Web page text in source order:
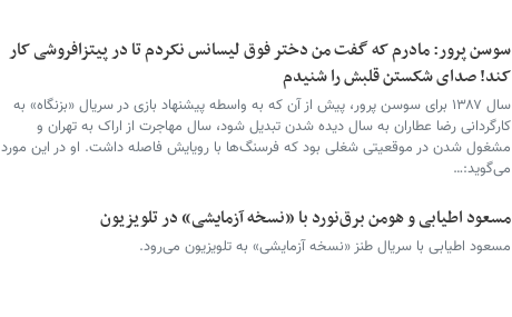
سوسن پرور: مادرم که گفت من دختر فوق‌ لیسانس نکردم تا در پیتزافروشی کار
کند! صدای شکستن قلبش را شنیدم
سال ۱۳۸۷ برای سوسن پرور، پیش از آن که به واسطه پیشنهاد بازی در سریال «بزنگاه» به
کارگردانی رضا عطاران به سال دیده شدن تبدیل شود، سال مهاجرت از اراک به تهران و
مشغول شدن در موقعیتی شغلی بود که فرسنگ‌ها با رویایش فاصله داشت. او در این مورد
می‌گوید:…
مسعود اطیابی و هومن برق‌نورد با «نسخه آزمایشی» در تلویزیون
مسعود اطیابی با سریال طنز «نسخه آزمایشی» به تلویزیون می‌رود.